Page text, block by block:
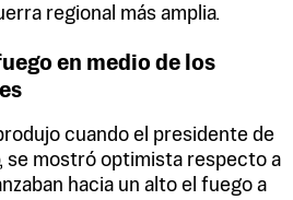
regional más amplia.
en medio de los
cuando el presidente de
se mostró optimista respecto a
hacia un alto el fuego a